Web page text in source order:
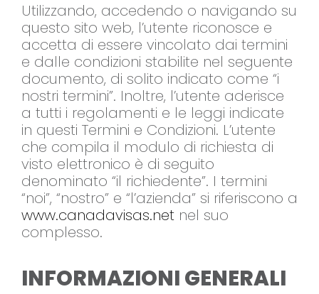
Utilizzando, accedendo o navigando su
questo sito web, l’utente riconosce e
accetta di essere vincolato dai termini
e dalle condizioni stabilite nel seguente
documento, di solito indicato come “i
nostri termini”. Inoltre, l’utente aderisce
a tutti i regolamenti e le leggi indicate
in questi Termini e Condizioni. L’utente
che compila il modulo di richiesta di
visto elettronico è di seguito
denominato “il richiedente”. I termini
“noi”, “nostro” e “l’azienda” si riferiscono a
www.canadavisas.net nel suo
complesso.
INFORMAZIONI GENERALI